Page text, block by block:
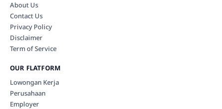
About Us
Contact Us
Privacy Policy
Disclaimer
Term of Service
OUR FLATFORM
Lowongan Kerja
Perusahaan
Employer